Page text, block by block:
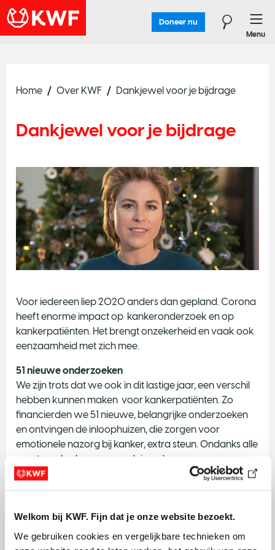
Welkom bij KWF. Fijn dat je onze website bezoekt.
We gebruiken cookies en vergelijkbare technieken om
Doneer nu
Menu
Home Over KWF Dankjewel voor je bijdrage
Dankjewel voor je bijdrage
Voor iedereen liep 2020 anders dan gepland. Corona
heeft enorme impact op kankeronderzoek en op
kankerpatiënten. Het brengt onzekerheid en vaak ook
eenzaamheid met zich mee.
51 nieuwe onderzoeken
We zijn trots dat we ook in dit lastige jaar, een verschil
hebben kunnen maken voor kankerpatiënten. Zo
financierden we 51 nieuwe, belangrijke onderzoeken
en ontvingen de inloophuizen, die zorgen voor
emotionele nazorg bij kanker, extra steun. Ondanks alle
maatregelen kwamen er duizenden mensen op een
corona-proof manier, voor KWF in actie. We hielden
een succesvolle anderhalve meter collecte én we
geraakt is door kanker.
Bekijk de video